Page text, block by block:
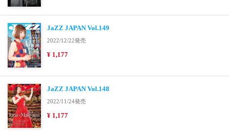
JaZZ JAPAN Vol.149
2022/12/22発売
¥ 1,177
JaZZ JAPAN Vol.148
2022/11/24発売
¥ 1,177